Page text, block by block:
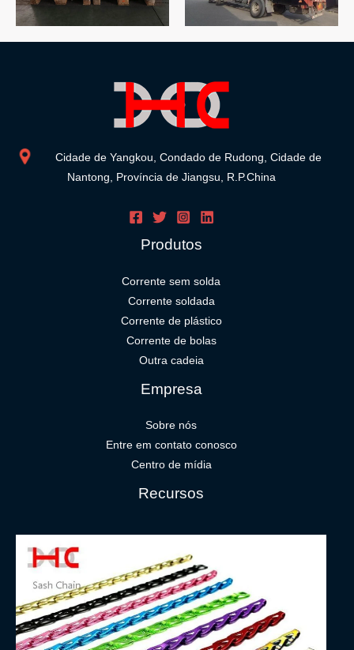
Cidade de Yangkou, Condado de Rudong, Cidade de
Nantong, Província de Jiangsu, R.P.China
Produtos
Corrente sem solda
Corrente soldada
Corrente de plástico
Corrente de bolas
Outra cadeia
Empresa
Sobre nós
Entre em contato conosco
Centro de mídia
Recursos